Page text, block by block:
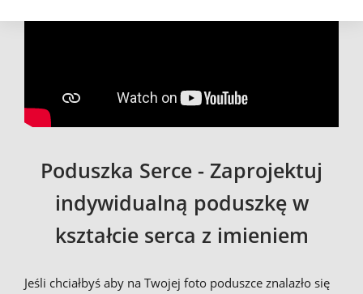
Poduszka Serce - Zaprojektuj
indywidualną poduszkę w
kształcie serca z imieniem
Jeśli chciałbyś aby na Twojej foto poduszce znalazło się